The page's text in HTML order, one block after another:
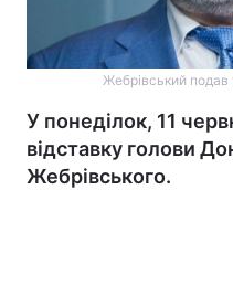
Жебрівський подав
У понеділок, 11
відставку голови
Жебрівського.